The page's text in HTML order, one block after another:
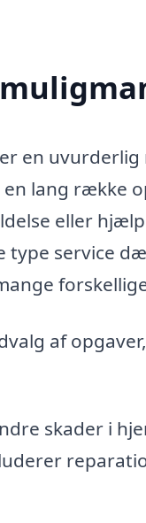
en
lang række
eller
type service
af
skader i